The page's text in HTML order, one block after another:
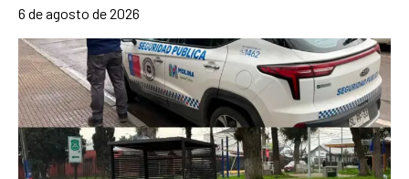
6 de agosto de 2026